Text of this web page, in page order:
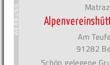
Am
91282
Schön gelegene